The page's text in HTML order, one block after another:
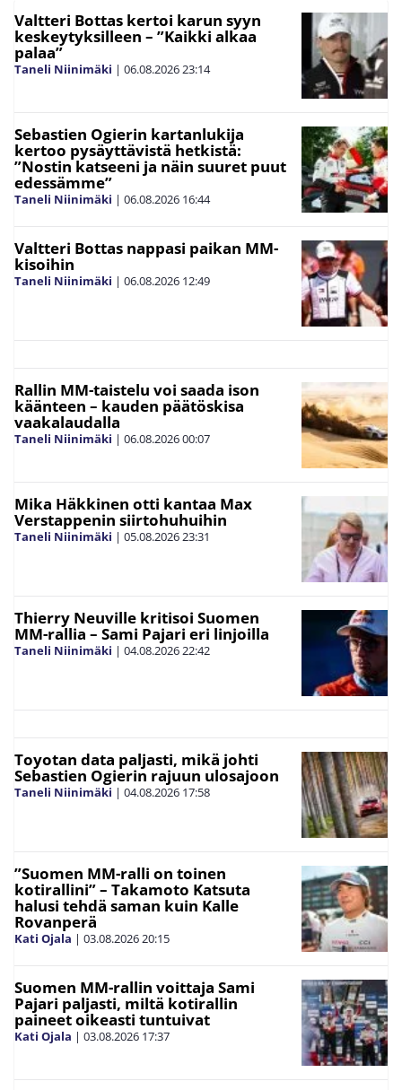
Valtteri Bottas kertoi karun syyn
keskeytyksilleen – ”Kaikki alkaa
palaa”
Taneli Niinimäki | 06.08.202623:14
Sebastien Ogierin kartanlukija
kertoo pysäyttävistä hetkistä:
”Nostin katseeni ja näin suuret puut
edessämme”
Taneli Niinimäki | 06.08.2026 16:44
Valtteri Bottas nappasi paikan MM-
kisoihin
Taneli Niinimäki | 06.08.2026 12:49
Rallin MM-taistelu voi saada ison
käänteen – kauden päätöskisa
vaakalaudalla
Taneli Niinimäki | 06.08.202600:07
Mika Häkkinen otti kantaa Max
Verstappenin siirtohuhuihin
Taneli Niinimäki | 05.08.202623:31
Thierry Neuville kritisoi Suomen
MM-rallia – Sami Pajari eri linjoilla
Taneli Niinimäki | 04.08.202622:42
Toyotan data paljasti, mikä johti
Sebastien Ogierin rajuun ulosajoon
Taneli Niinimäki | 04.08.2026 17:58
”Suomen MM-ralli on toinen
kotirallini” – Takamoto Katsuta
halusi tehdä saman kuin Kalle
Rovanperä
Kati Ojala | 03.08.202620:15
Suomen MM-rallin voittaja Sami
Pajari paljasti, miltä kotirallin
paineet oikeasti tuntuivat
Kati Ojala | 03.08.2026 17:37